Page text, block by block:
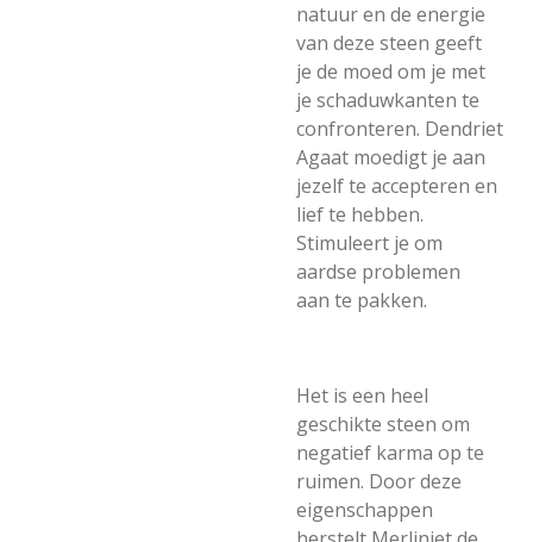
natuur en de energie
van deze steen geeft
je de moed om je met
je schaduwkanten te
confronteren. Dendriet
Agaat moedigt je aan
jezelf te accepteren en
lief te hebben.
Stimuleert je om
aardse problemen
aan te pakken.
Het is een heel
geschikte steen om
negatief karma op te
ruimen. Door deze
eigenschappen